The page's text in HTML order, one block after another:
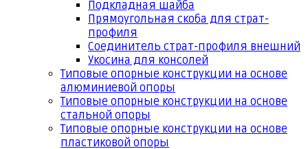
Подкладная шайба
Прямоугольная скоба для страт-
профиля
Соединитель страт-профиля внешний
Укосина для консолей
Типовые опорные конструкции на основе
алюминиевой опоры
Типовые опорные конструкции на основе
стальной опоры
Типовые опорные конструкции на основе
пластиковой опоры